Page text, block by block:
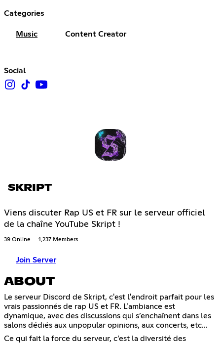
Categories
Music Content Creator
Social
SKRIPT
Viens discuter Rap US et FR sur le serveur officiel
de la chaîne YouTube Skript !
39 Online 1,237 Members
Join Server
ABOUT
Le serveur Discord de Skript, c'est l'endroit parfait pour les
vrais passionnés de rap US et FR. L’ambiance est
dynamique, avec des discussions qui s’enchaînent dans les
salons dédiés aux unpopular opinions, aux concerts, etc...
Ce qui fait la force du serveur, c’est la diversité des